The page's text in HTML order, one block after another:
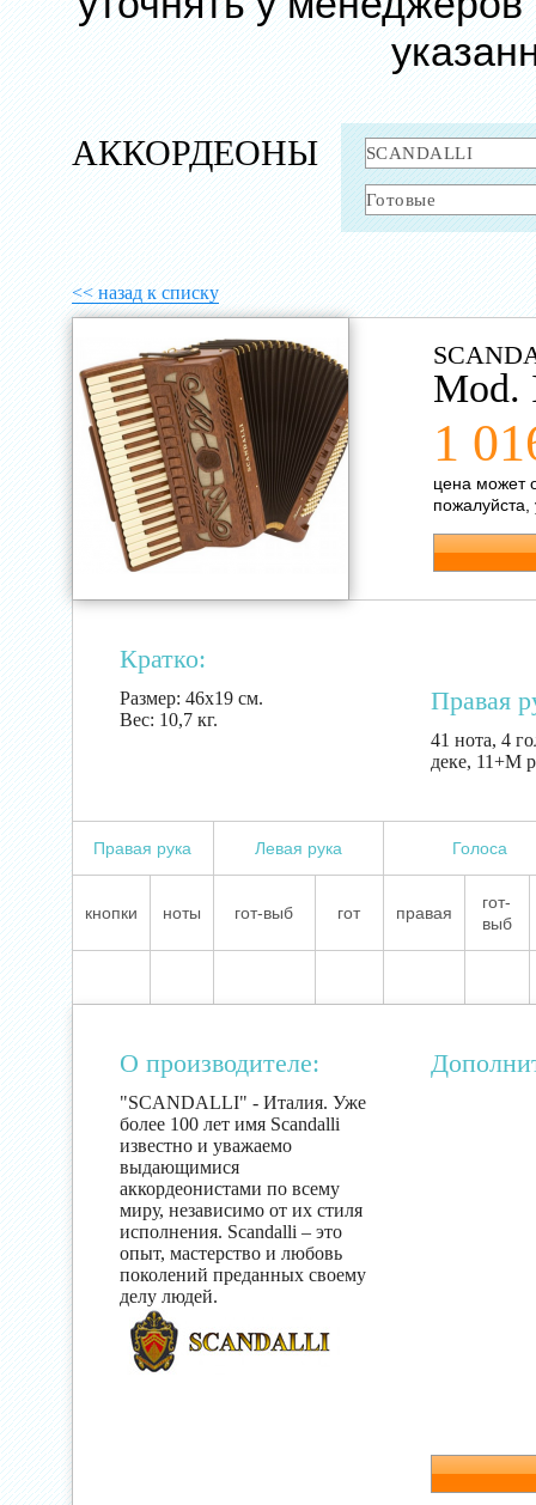
АККОРДЕОНЫ
<< назад к списку
Mod.
1
цена может
пожалуйста,
Кратко:
Размер: 46х19 см.
Вес: 10,7 кг.
Правая
41 нота, 4
деке, 11+M
Правая рука Левая рука Голоса
кнопки ноты гот-выб гот правая
гот-
выб
О производителе:
"SCANDALLI" - Италия. Уже
более 100 лет имя Scandalli
известно и уважаемо
выдающимися
аккордеонистами по всему
миру, независимо от их стиля
исполнения. Scandalli – это
опыт, мастерство и любовь
поколений преданных своему
делу людей.